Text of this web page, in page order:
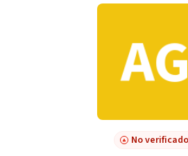
No verificado